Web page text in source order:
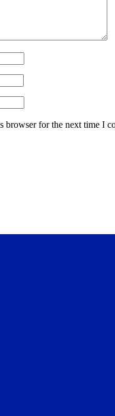
browser for the next time I